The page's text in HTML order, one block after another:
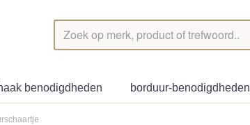
benodigdheden borduur-benodigdheden